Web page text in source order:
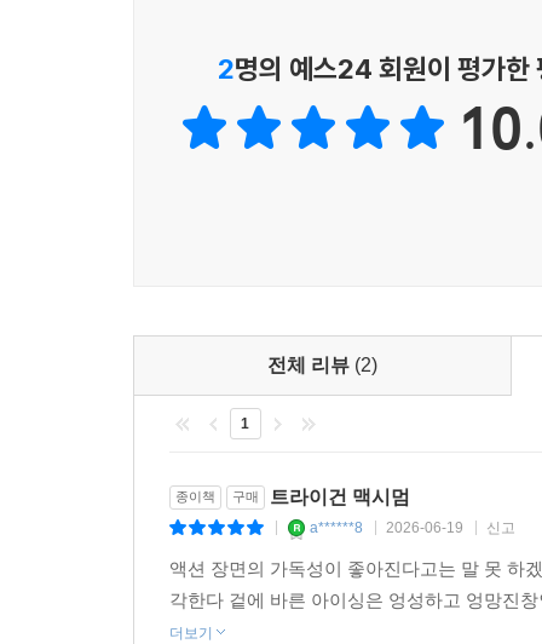
2명의 예스24 회원이 평가한
전체 리뷰 (2)
1
종이책 구매 트라이건 맥시멈
a******8 2026-06-19 신고
액션 장면의 가독성이 좋아진다고는 말 못 하
각한다 겉에 바른 아이싱은 엉성하고 엉망진
더보기